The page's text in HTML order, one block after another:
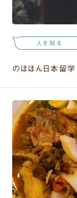
のほほん日本留学
人を知る